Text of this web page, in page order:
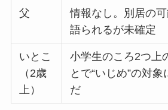
父
情報なし。別居の
語られるが未確定
いとこ
（2歳
上）
小学生のころ2つ上
とで“いじめ”の対
だ